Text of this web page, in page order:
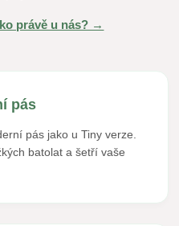
právě u nás? →
pás
pás jako u Tiny verze.
batolat a šetří vaše